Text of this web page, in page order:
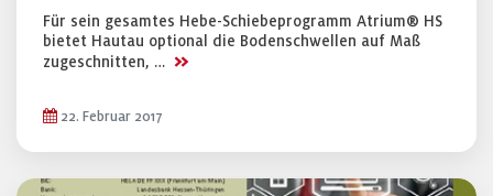
Für sein gesamtes Hebe-Schiebeprogramm Atrium® HS
bietet Hautau optional die Bodenschwellen auf Maß
zugeschnitten, … >>
22. Februar 2017